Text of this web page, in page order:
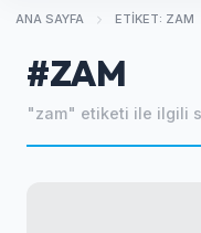
ANA SAYFA ETIKET: ZAM
#ZAM
"zam" etiketi ile ilgili